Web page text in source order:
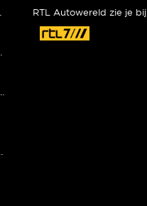
RTL Autowereld zie je bij